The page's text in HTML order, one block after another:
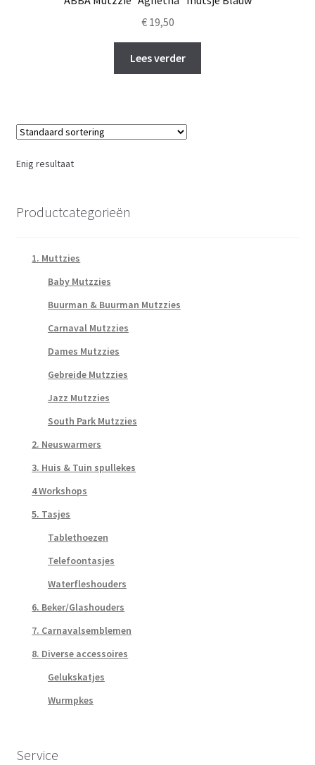
€19,50
Lees verder
Enig resultaat
Productcategorieën
1. Muttzies
Baby Mutzzies
Buurman & Buurman Mutzzies
Carnaval Mutzzies
Dames Mutzzies
Gebreide Mutzzies
Jazz Mutzzies
South Park Mutzzies
2. Neuswarmers
3. Huis & Tuin spullekes
4 Workshops
5. Tasjes
Tablethoezen
Telefoontasjes
Waterfleshouders
6. Beker/Glashouders
7. Carnavalsemblemen
8. Diverse accessoires
Gelukskatjes
Wurmpkes
Service